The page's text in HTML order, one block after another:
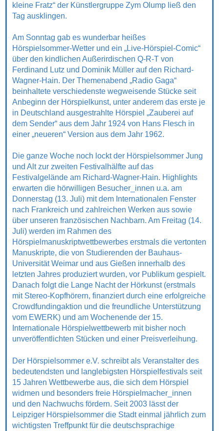
kleine Fratz“ der Künstlergruppe Zym Olump ließ den
Tag ausklingen.
Am Sonntag gab es wunderbar heißes
Hörspielsommer-Wetter und ein „Live-Hörspiel-Comic“
über den kindlichen Außerirdischen Q-R-T von
Ferdinand Lutz und Dominik Müller auf den Richard-
Wagner-Hain. Der Themenabend „Radio Gaga“
beinhaltete verschiedenste wegweisende Stücke seit
Anbeginn der Hörspielkunst, unter anderem das erste je
in Deutschland ausgestrahlte Hörspiel „Zauberei auf
dem Sender“ aus dem Jahr 1924 von Hans Flesch in
einer „neueren“ Version aus dem Jahr 1962.
Die ganze Woche noch lockt der Hörspielsommer Jung
und Alt zur zweiten Festivalhälfte auf das
Festivalgelände am Richard-Wagner-Hain. Highlights
erwarten die hörwilligen Besucher_innen u.a. am
Donnerstag (13. Juli) mit dem Internationalen Fenster
nach Frankreich und zahlreichen Werken aus sowie
über unseren französischen Nachbarn. Am Freitag (14.
Juli) werden im Rahmen des
Hörspielmanuskriptwettbewerbes erstmals die vertonten
Manuskripte, die von Studierenden der Bauhaus-
Universität Weimar und aus Gießen innerhalb des
letzten Jahres produziert wurden, vor Publikum gespielt.
Danach folgt die Lange Nacht der Hörkunst (erstmals
mit Stereo-Kopfhörern, finanziert durch eine erfolgreiche
Crowdfundingaktion und die freundliche Unterstützung
vom EWERK) und am Wochenende der 15.
Internationale Hörspielwettbewerb mit bisher noch
unveröffentlichten Stücken und einer Preisverleihung.
Der Hörspielsommer e.V. schreibt als Veranstalter des
bedeutendsten und langlebigsten Hörspielfestivals seit
15 Jahren Wettbewerbe aus, die sich dem Hörspiel
widmen und besonders freie Hörspielmacher_innen
und den Nachwuchs fördern. Seit 2003 lässt der
Leipziger Hörspielsommer die Stadt einmal jährlich zum
wichtigsten Treffpunkt für die deutschsprachige